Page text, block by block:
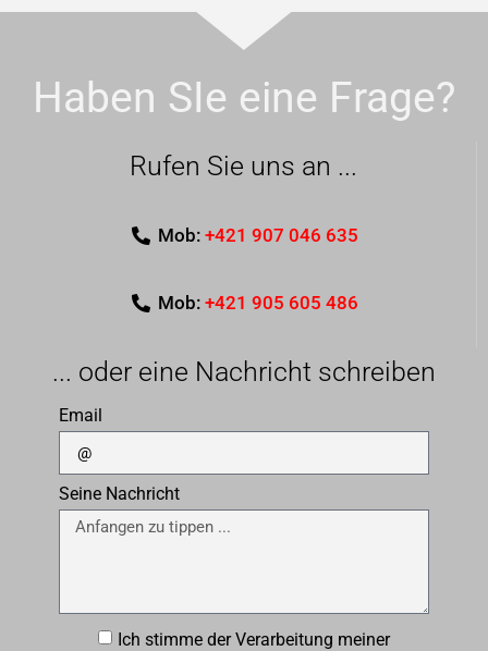
Haben SIe eine Frage?
Rufen Sie uns an ...
Mob: +421 907 046 635
Mob: +421 905 605 486
... oder eine Nachricht schreiben
Email
Seine Nachricht
Ich stimme der Verarbeitung meiner